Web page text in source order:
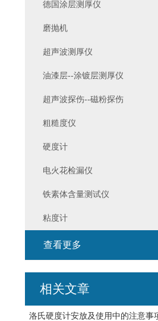
德国涂层测厚仪
磨抛机
超声波测厚仪
油漆层--涂镀层测厚仪
超声波探伤--磁粉探伤
粗糙度仪
硬度计
电火花检漏仪
铁素体含量测试仪
粘度计
查看更多
相关文章
洛氏硬度计安放及使用中的注意事